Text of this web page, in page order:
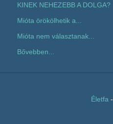
KINEK NEHEZEBB A DOLGA?
Mióta örökölhetik a...
Mióta nem választanak...
Bővebben...
Életfa -